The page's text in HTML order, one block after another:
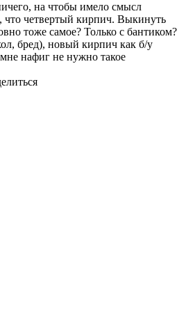
на чтобы имело смысл
что четвертый кирпич. Выкинуть
тоже самое? Только с бантиком?
бред), новый кирпич как б/у
нафиг не нужно такое